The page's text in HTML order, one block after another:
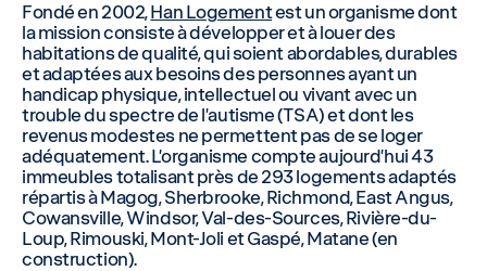
Fondé en 2002,Han Logementest un organisme dont
la mission consiste à développer et à louer des
habitations de qualité, qui soient abordables, durables
et adaptées aux besoins des personnes ayant un
handicap physique, intellectuel ou vivant avec un
trouble du spectre de l’autisme (TSA) et dont les
revenus modestes ne permettent pas de se loger
adéquatement. L’organisme compte aujourd’hui 43
immeubles totalisant près de 293 logements adaptés
répartis à Magog, Sherbrooke, Richmond, East Angus,
Cowansville, Windsor, Val-des-Sources, Rivière-du-
Loup, Rimouski, Mont-Joli et Gaspé, Matane (en
construction).